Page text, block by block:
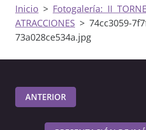
Inicio > Fotogalería: II
ATRACCIONES > 74cc3059-
73a028ce534a.jpg
ANTERIOR